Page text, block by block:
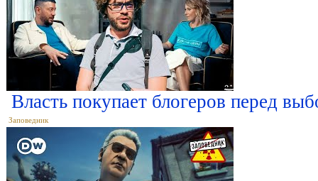
Власть покупает блогеров перед
Заповедник